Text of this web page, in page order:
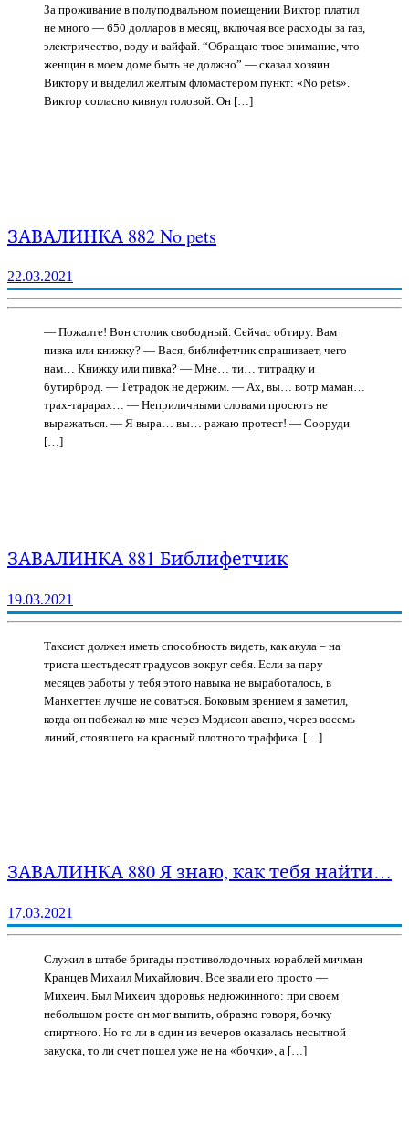
За проживание в полуподвальном помещении Виктор платил
не много — 650 долларов в месяц, включая все расходы за газ,
электричество, воду и вайфай. “Обращаю твое внимание, что
женщин в моем доме быть не должно” — сказал хозяин
Виктору и выделил желтым фломастером пункт: «No pets».
Виктор согласно кивнул головой. Он […]
ЗАВАЛИНКА 882 No pets
22.03.2021
— Пожалте! Вон столик свободный. Сейчас обтиру. Вам
пивка или книжку? — Вася, библифетчик спрашивает, чего
нам… Книжку или пивка? — Мне… ти… титрадку и
бутирброд. — Тетрадок не держим. — Ах, вы… вотр маман…
трах-тарарах… — Неприличными словами просють не
выражаться. — Я выра… вы… ражаю протест! — Сооруди
[…]
ЗАВАЛИНКА 881 Библифетчик
19.03.2021
Таксист должен иметь способность видеть, как акула – на
триста шестьдесят градусов вокруг себя. Если за пару
месяцев работы у тебя этого навыка не выработалось, в
Манхеттен лучше не соваться. Боковым зрением я заметил,
когда он побежал ко мне через Мэдисон авеню, через восемь
линий, стоявшего на красный плотного траффика. […]
ЗАВАЛИНКА 880 Я знаю, как тебя найти…
17.03.2021
Служил в штабе бригады противолодочных кораблей мичман
Кранцев Михаил Михайлович. Все звали его просто —
Михеич. Был Михеич здоровья недюжинного: при своем
небольшом росте он мог выпить, образно говоря, бочку
спиртного. Но то ли в один из вечеров оказалась несытной
закуска, то ли счет пошел уже не на «бочки», а […]